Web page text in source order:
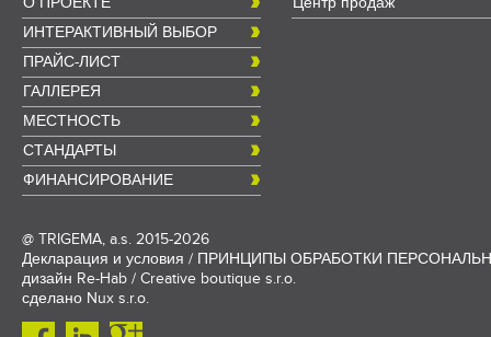
ИНТЕРАКТИВНЫЙ ВЫБОР
ПРАЙС-ЛИСТ
ГАЛЛЕРЕЯ
МЕСТНОСТЬ
СТАНДАРТЫ
ФИНАНСИРОВАНИЕ
@ TRIGEMA, a.s. 2015-2026
Декларация и условия / ПРИНЦИПЫ ОБРАБОТКИ
дизайн Re-Hab / Creative boutique s.r.o.
сделано Nux s.r.o.